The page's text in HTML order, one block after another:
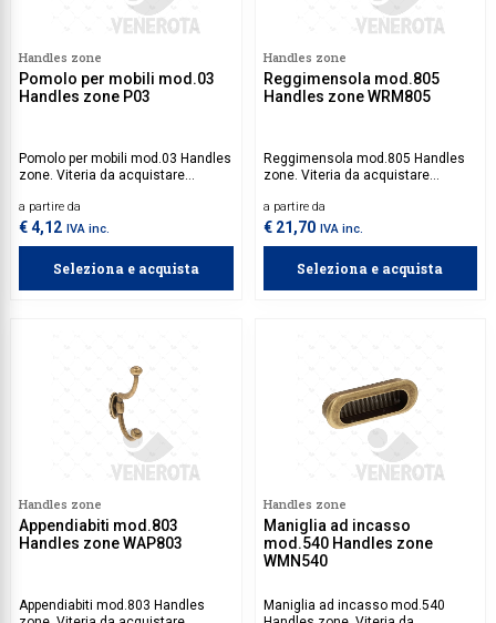
Handles zone
Pomolo per mobili mod.03
Handles zone P03
Pomolo per mobili mod.03 Handles
zone. Viteria da acquistare
a partire da
€ 4,12 IVA inc.
Seleziona e acquista
Handles zone
Reggimensola mod.805
Handles zone WRM805
Reggimensola mod.805 Handles
zone. Viteria da acquistare
a partire da
€ 21,70 IVA inc.
Seleziona e acquista
Handles zone
Appendiabiti mod.803
Handles zone WAP803
Appendiabiti mod.803 Handles
Handles zone
Maniglia ad incasso
mod.540 Handles zone
WMN540
Maniglia ad incasso mod.540